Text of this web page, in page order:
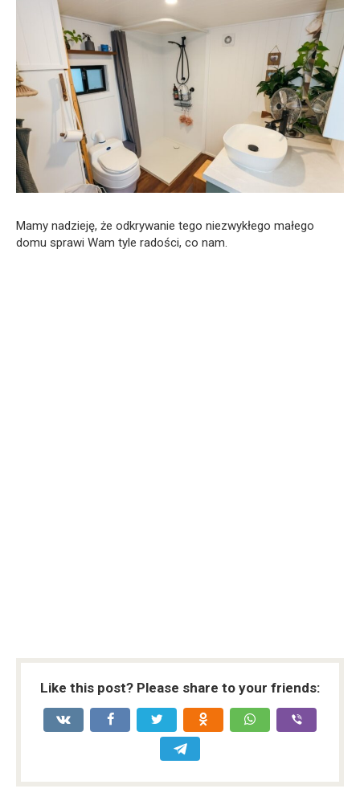
Mamy nadzieję, że odkrywanie tego niezwykłego małego
domu sprawi Wam tyle radości, co nam.
Like this post? Please share to your friends: